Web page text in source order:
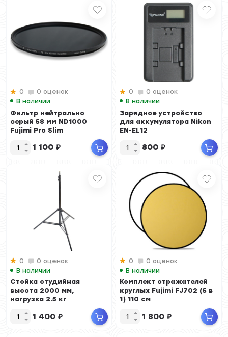
0
0 оценок
В наличии
Фильтр нейтрально
серый 58 мм ND1000
Fujimi Pro Slim
1 100 ₽
0
0 оценок
В наличии
Зарядное устройство
для аккумулятора Nikon
EN-EL12
800 ₽
0
0 оценок
В наличии
Стойка студийная
высота 2000 мм,
нагрузка 2.5 кг
1 400 ₽
0
0 оценок
В наличии
Комплект отражателей
круглых Fujimi FJ702 (5 в
1) 110 см
1 800 ₽